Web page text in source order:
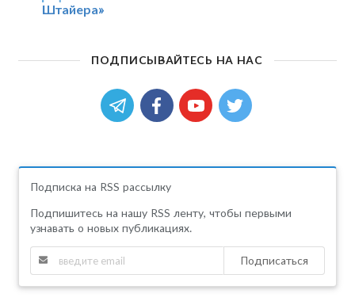
Штайера»
ПОДПИСЫВАЙТЕСЬ НА НАС
Подписка на RSS рассылку
Подпишитесь на нашу RSS ленту, чтобы первыми
узнавать о новых публикациях.
Подписаться